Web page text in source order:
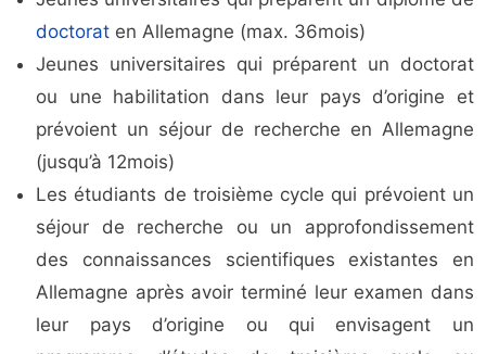
doctorat en Allemagne (max. 36mois)
Jeunes universitaires qui préparent un doctorat
ou une habilitation dans leur pays d’origine et
prévoient un séjour de recherche en Allemagne
(jusqu’à 12mois)
Les étudiants de troisième cycle qui prévoient un
séjour de recherche ou un approfondissement
des connaissances scientifiques existantes en
Allemagne après avoir terminé leur examen dans
leur pays d’origine ou qui envisagent un